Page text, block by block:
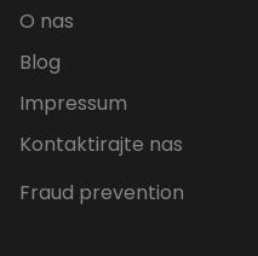
O nas
Blog
Impressum
Kontaktirajte nas
Fraud prevention